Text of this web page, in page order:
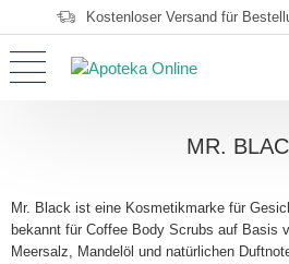
Kostenloser Versand für
MR.
Mr. Black ist eine Kosmetikmarke für
bekannt für Coffee Body Scrubs auf Basis
Meersalz, Mandelöl und natürlichen